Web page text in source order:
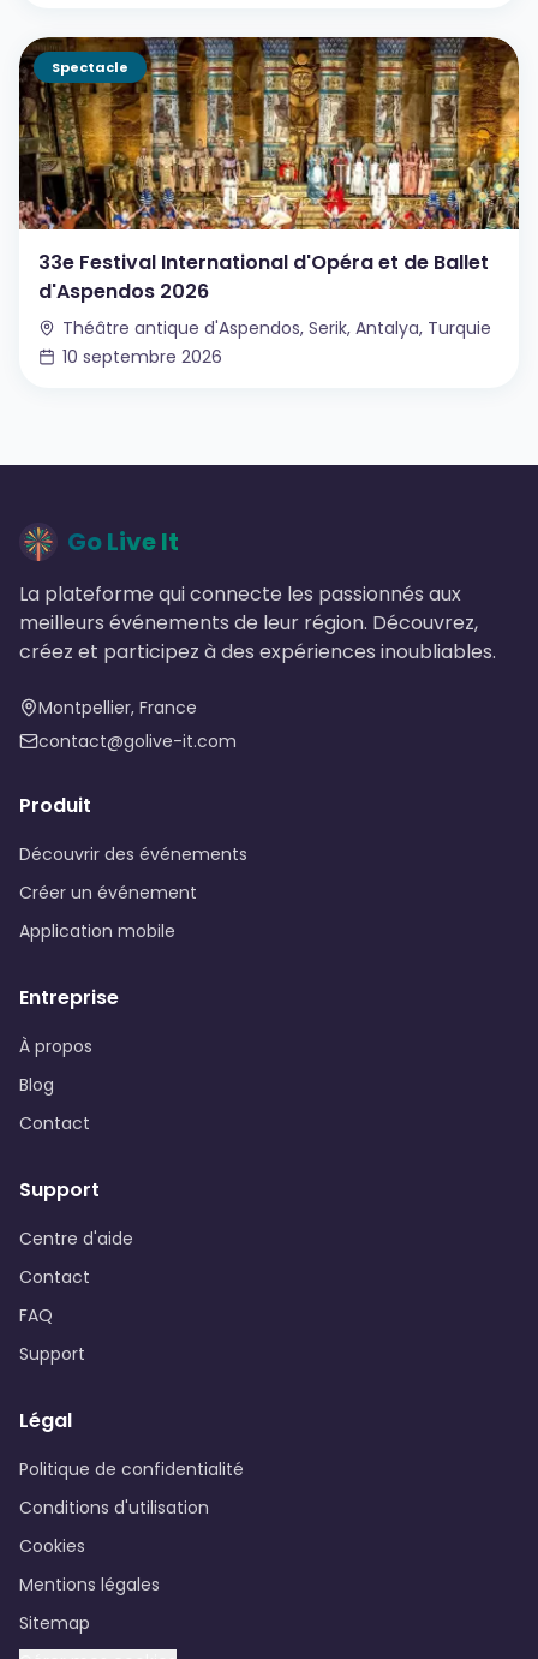
Spectacle
33e Festival International d'Opéra et de Ballet
d'Aspendos 2026
Théâtre antique d'Aspendos, Serik, Antalya, Turquie
10 septembre 2026
Go Live It
La plateforme qui connecte les passionnés aux
meilleurs événements de leur région. Découvrez,
créez et participez à des expériences inoubliables.
Montpellier, France
contact@golive-it.com
Produit
Découvrir des événements
Créer un événement
Application mobile
Entreprise
À propos
Blog
Contact
Support
Centre d'aide
Contact
FAQ
Support
Légal
Politique de confidentialité
Conditions d'utilisation
Cookies
Mentions légales
Sitemap